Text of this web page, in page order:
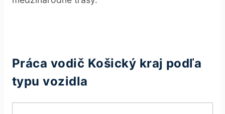
Práca vodič Košický kraj podľa
typu vozidla